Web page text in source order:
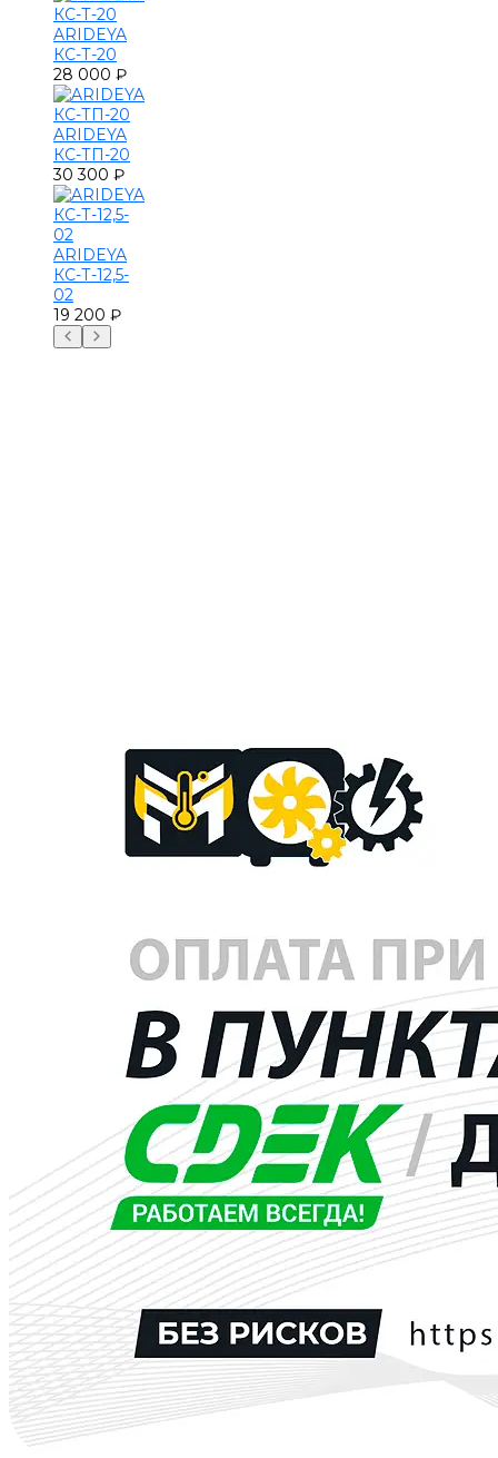
ARIDEYA
КС-Т-20
28 000 ₽
ARIDEYA
КС-ТП-20
30 300 ₽
ARIDEYA
КС-Т-12,5-
02
19 200 ₽